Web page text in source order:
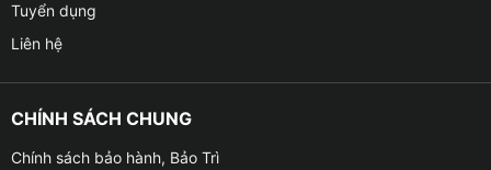
Tuyển dụng
Liên hệ
CHÍNH SÁCH CHUNG
Chính sách bảo hành, Bảo Trì